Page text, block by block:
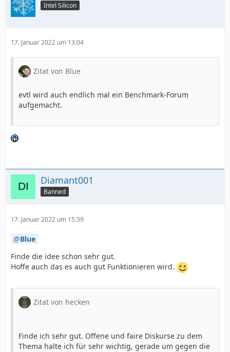
Intel Silicon
17. Januar 2022 um 13:04
Zitat von Blue
evtl wird auch endlich mal ein Benchmark-Forum
aufgemacht.
Diamant001
Banned
17. Januar 2022 um 15:39
Blue
Finde die idee schon sehr gut.
Hoffe auch das es auch gut Funktionieren wird.
Zitat von hecken
Finde ich sehr gut. Offene und faire Diskurse zu dem
Thema halte ich für sehr wichtig, gerade um gegen die